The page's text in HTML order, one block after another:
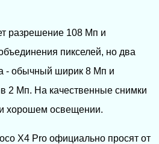
разрешение 108 Мп и
пикселей, но два
- обычный ширик 8 Мп и
2 Мп. На качественные снимки
хорошем освещении.
X4 Pro официально просят от